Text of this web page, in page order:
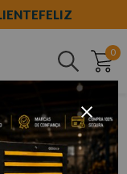
0
Buscar